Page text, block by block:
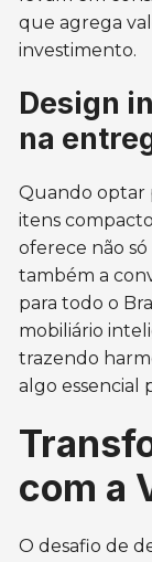
que agrega
investimento.
Design
na
Quando optar
itens
oferece não só
também a
para todo o
mobiliário
trazendo
algo essencial
com a
O desafio de